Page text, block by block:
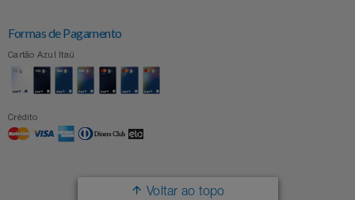
Formas de Pagamento
Cartão Azul Itaú
Crédito
Voltar ao topo